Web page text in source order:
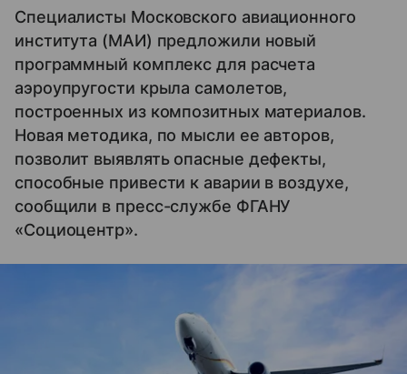
Специалисты Московского авиационного
института (МАИ) предложили новый
программный комплекс для расчета
аэроупругости крыла самолетов,
построенных из композитных материалов.
Новая методика, по мысли ее авторов,
позволит выявлять опасные дефекты,
способные привести к аварии в воздухе,
сообщили в пресс-службе ФГАНУ
«Cоциоцентр».